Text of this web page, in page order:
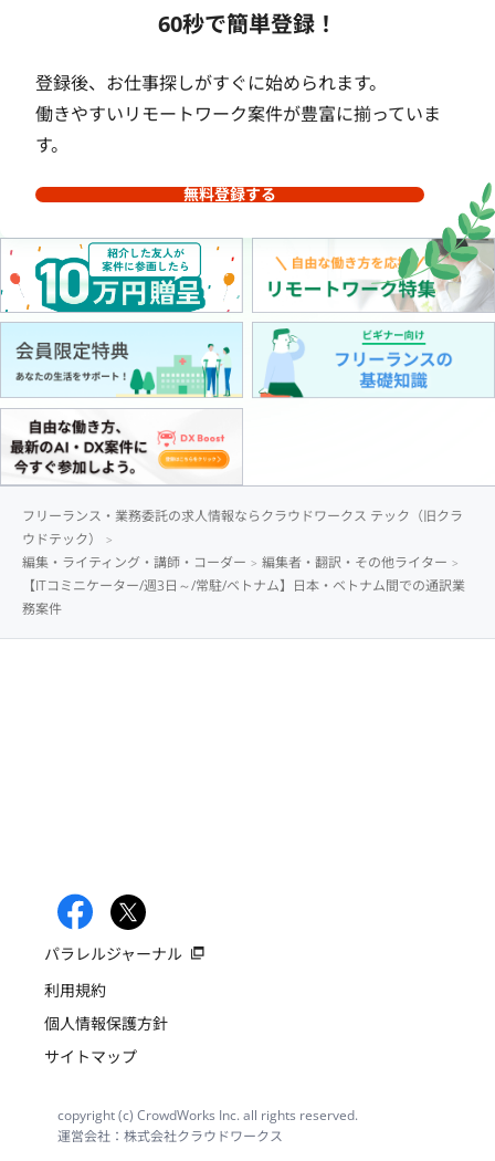
60秒で簡単登録！
登録後、お仕事探しがすぐに始められます。
働きやすいリモートワーク案件が豊富に揃っていま
す。
無料登録する
フリーランス・業務委託の求人情報ならクラウドワークス テック（旧クラ
ウドテック）
編集・ライティング・講師・コーダー
編集者・翻訳・その他ライター
【ITコミニケーター/週3日～/常駐/ベトナム】日本・ベトナム間での通訳業
務案件
パラレルジャーナル
利用規約
個人情報保護方針
サイトマップ
copyright (c) CrowdWorks Inc. all rights reserved.
運営会社：株式会社クラウドワークス